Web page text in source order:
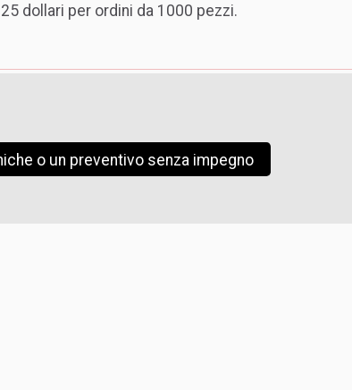
dollari per ordini da 1000 pezzi.
o un preventivo senza impegno